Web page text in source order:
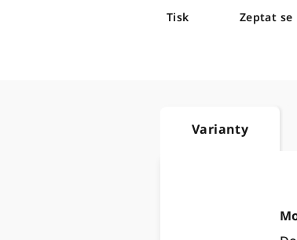
Tisk Zeptat se
Varianty